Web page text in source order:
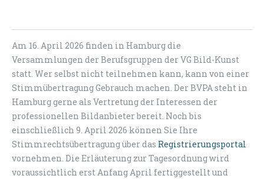
Am 16. April 2026 finden in Hamburg die
Versammlungen der Berufsgruppen der VG Bild-Kunst
statt. Wer selbst nicht teilnehmen kann, kann von einer
Stimmübertragung Gebrauch machen. Der BVPA steht in
Hamburg gerne als Vertretung der Interessen der
professionellen Bildanbieter bereit. Noch bis
einschließlich 9. April 2026 können Sie Ihre
Stimmrechtsübertragung über das Registrierungsportal
vornehmen. Die Erläuterung zur Tagesordnung wird
voraussichtlich erst Anfang April fertiggestellt und